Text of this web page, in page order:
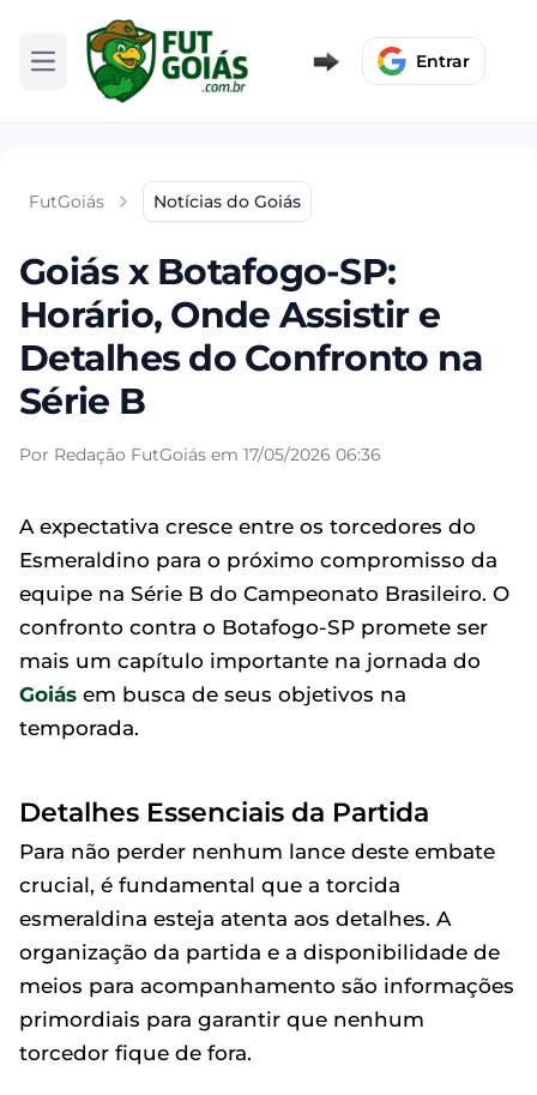
Abrir menu Entrar
FutGoiás Notícias do Goiás
Goiás x Botafogo-SP:
Horário, Onde Assistir e
Detalhes do Confronto na
Série B
Por Redação FutGoiás em 17/05/2026 06:36
A expectativa cresce entre os torcedores do
Esmeraldino para o próximo compromisso da
equipe na Série B do Campeonato Brasileiro. O
confronto contra o Botafogo-SP promete ser
mais um capítulo importante na jornada do
Goiás em busca de seus objetivos na
temporada.
Detalhes Essenciais da Partida
Para não perder nenhum lance deste embate
crucial, é fundamental que a torcida
esmeraldina esteja atenta aos detalhes. A
organização da partida e a disponibilidade de
meios para acompanhamento são informações
primordiais para garantir que nenhum
torcedor fique de fora.